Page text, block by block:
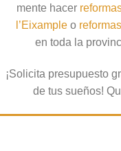
mente hacer
l’Eixampleo
en toda la
¡Solicita presupuesto
de tus sueños!